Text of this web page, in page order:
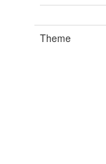
Theme